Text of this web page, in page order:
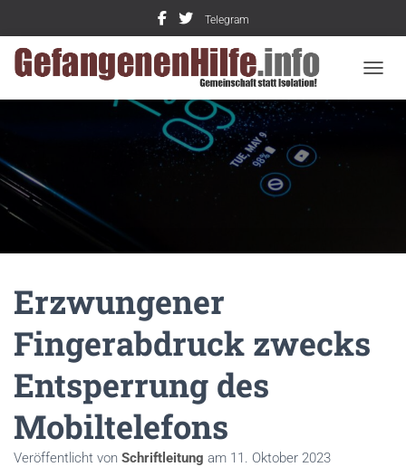
Telegram
Erzwungener
Fingerabdruck zwecks
Entsperrung des
Mobiltelefons
Veröffentlicht von Schriftleitung am 11. Oktober 2023